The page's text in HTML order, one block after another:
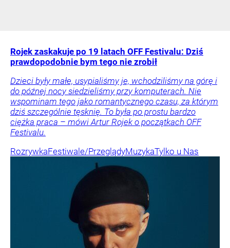
Rojek zaskakuje po 19 latach OFF Festivalu: Dziś
prawdopodobnie bym tego nie zrobił
Dzieci były małe, usypialiśmy je, wchodziliśmy na górę i
do późnej nocy siedzieliśmy przy komputerach. Nie
wspominam tego jako romantycznego czasu, za którym
dziś szczególnie tęsknię. To była po prostu bardzo
ciężka praca – mówi Artur Rojek o początkach OFF
Festivalu.
RozrywkaFestiwale/PrzeglądyMuzykaTylko u Nas